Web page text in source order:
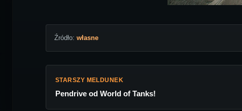
Źródło: własne
STARSZY MELDUNEK
Pendrive od World of Tanks!